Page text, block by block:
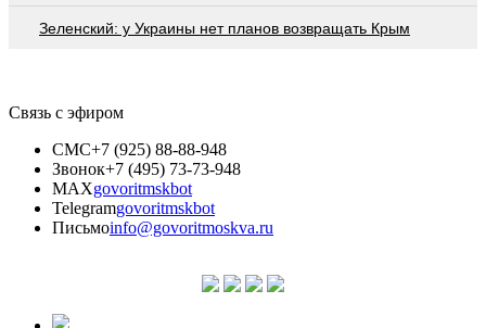
Зеленский: у Украины нет планов возвращать Крым
Связь с эфиром
СМС+7 (925) 88-88-948
Звонок+7 (495) 73-73-948
MAXgovoritmskbot
Telegramgovoritmskbot
Письмоinfo@govoritmoskva.ru